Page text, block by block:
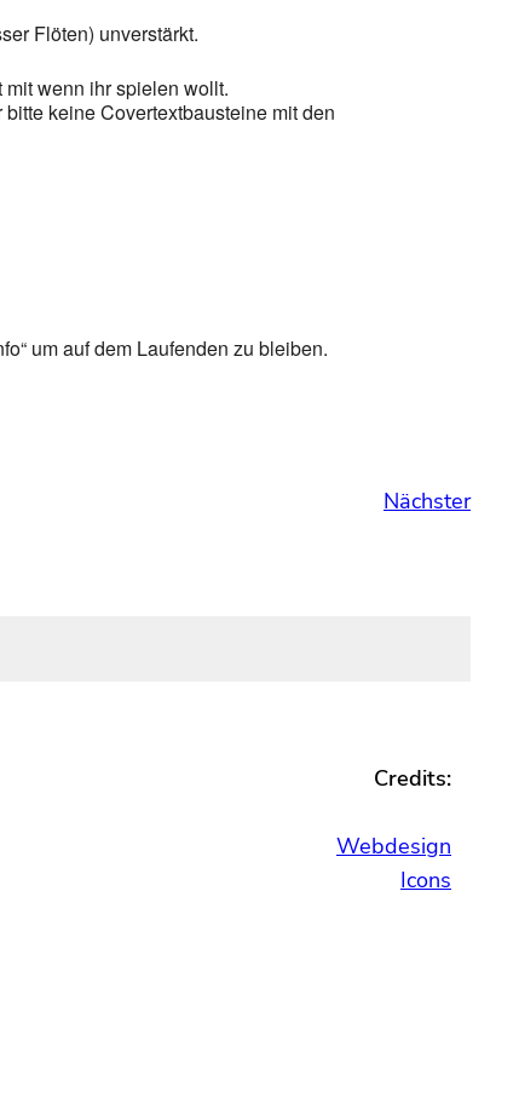
Flöten) unverstärkt.
wenn ihr spielen wollt.
keine Covertextbausteine mit den
um auf dem Laufenden zu bleiben.
Nächster
Credits:
Webdesign
Icons